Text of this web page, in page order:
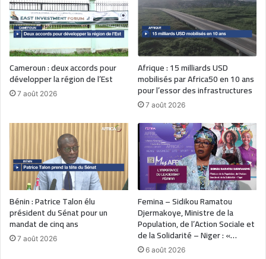
Cameroun : deux accords pour
développer la région de l’Est
7 août 2026
Afrique : 15 milliards USD
mobilisés par Africa50 en 10 ans
pour l’essor des infrastructures
7 août 2026
Bénin : Patrice Talon élu
président du Sénat pour un
mandat de cinq ans
7 août 2026
Femina – Sidikou Ramatou
Djermakoye, Ministre de la
Population, de l’Action Sociale et
de la Solidarité – Niger : «…
6 août 2026